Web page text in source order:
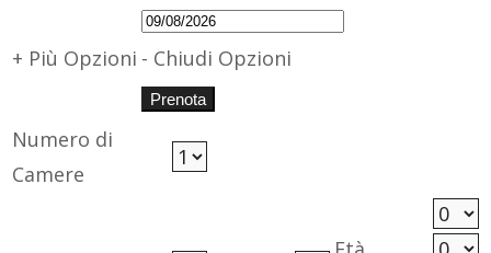
+ Più Opzioni - Chiudi Opzioni
Numero di
Camere